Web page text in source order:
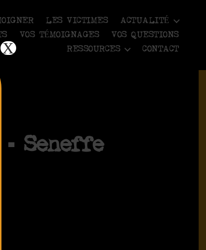
LES VICTIMES
ACTUALITÉ
VOS TÉMOIGNAGES
VOS QUESTIONS
RESSOURCES
CONTACT
Seneffe
X